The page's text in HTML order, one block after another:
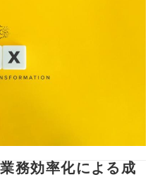
務効率化による成